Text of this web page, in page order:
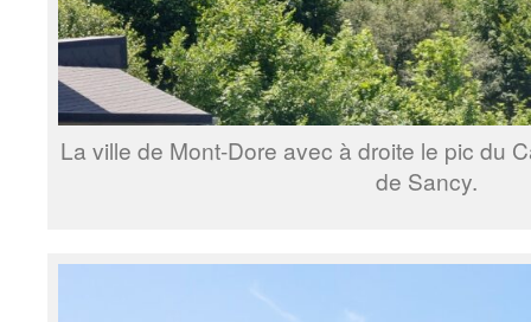
La ville de Mont-Dore avec à droite le pic du
de Sancy.